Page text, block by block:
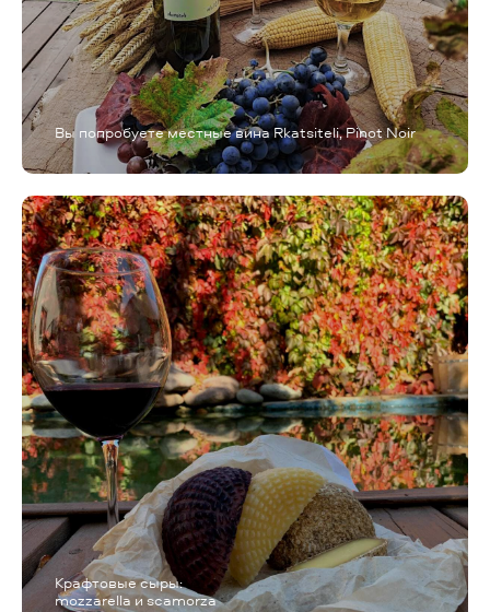
Вы попробуете местные вина Rkatsiteli, Pinot Noir
Крафтовые сыры:
mozzarella и scamorza